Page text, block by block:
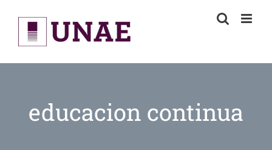
content
educacion continua